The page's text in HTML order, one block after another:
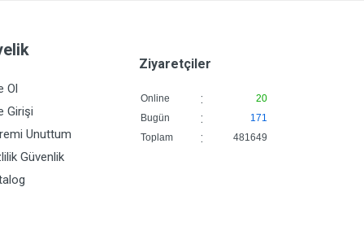
Ol
Girişi
Unuttum
Güvenlik
Ziyaretçiler
Online :
20
Bugün
:
171
Toplam
: 481649